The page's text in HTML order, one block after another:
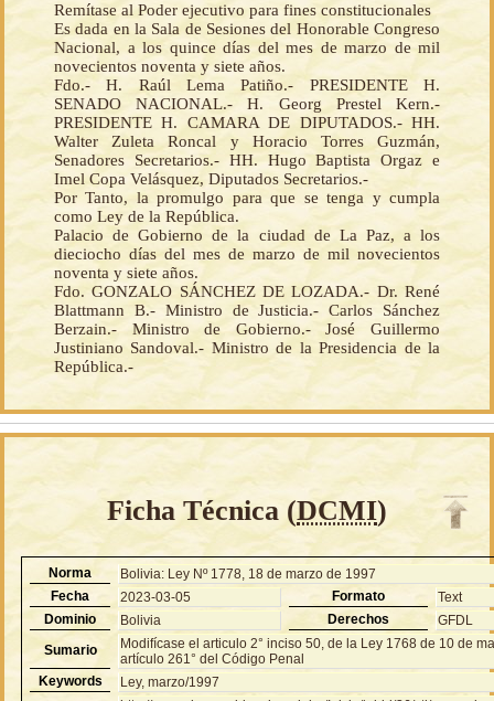
Remítase al Poder ejecutivo para fines constitucionales
Es dada en la Sala de Sesiones del Honorable Congreso
Nacional, a los quince días del mes de marzo de mil
novecientos noventa y siete años.
Fdo.- H. Raúl Lema Patiño.- PRESIDENTE H.
SENADO NACIONAL.- H. Georg Prestel Kern.-
PRESIDENTE H. CAMARA DE DIPUTADOS.- HH.
Walter Zuleta Roncal y Horacio Torres Guzmán,
Senadores Secretarios.- HH. Hugo Baptista Orgaz e
Imel Copa Velásquez, Diputados Secretarios.-
Por Tanto, la promulgo para que se tenga y cumpla
como Ley de la República.
Palacio de Gobierno de la ciudad de La Paz, a los
dieciocho días del mes de marzo de mil novecientos
noventa y siete años.
Fdo. GONZALO SÁNCHEZ DE LOZADA.- Dr. René
Blattmann B.- Ministro de Justicia.- Carlos Sánchez
Berzain.- Ministro de Gobierno.- José Guillermo
Justiniano Sandoval.- Ministro de la Presidencia de la
República.-
Ficha Técnica (DCMI)
Norma
Bolivia: Ley Nº 1778, 18 de marzo de 1997
Fecha
2023-03-05 Formato
Text
Dominio
Bolivia Derechos
GFDL
Sumario
Modifícase el articulo 2° inciso 50, de la Ley 1768 de 10 de
artículo 261° del Código Penal
Keywords
Ley, marzo/1997